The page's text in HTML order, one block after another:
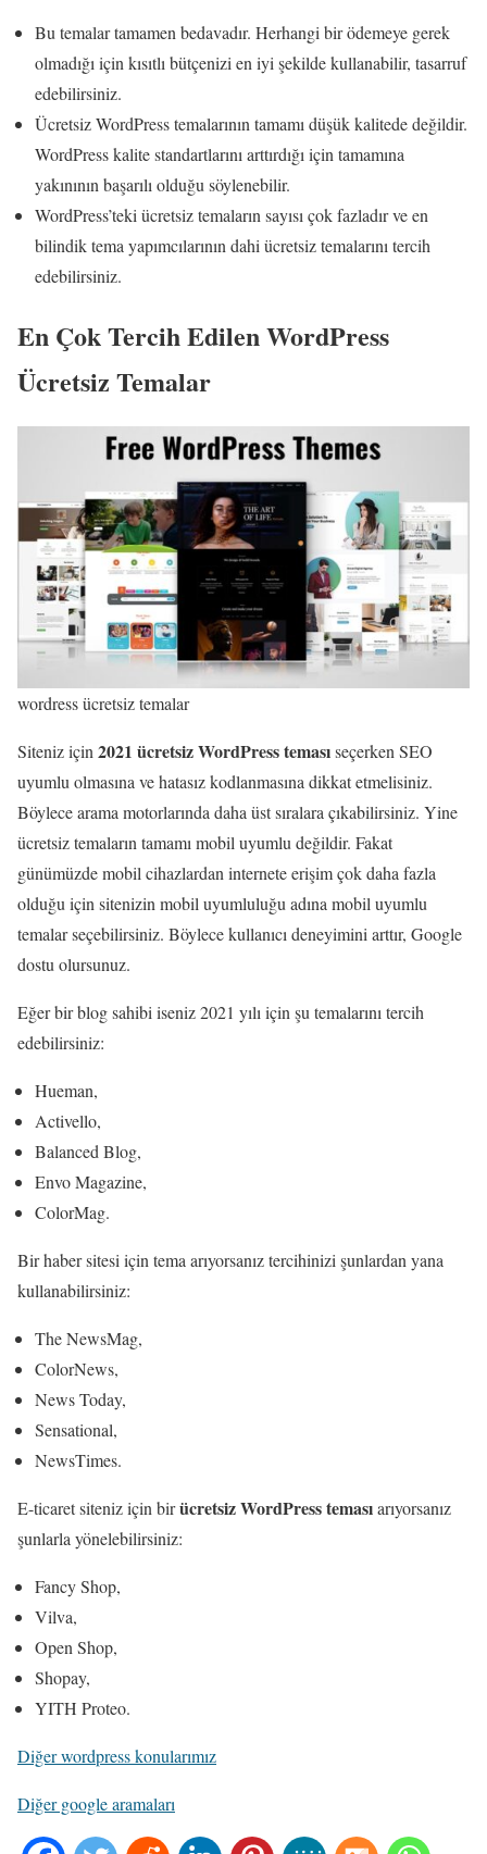
Bu temalar tamamen bedavadır. Herhangi bir ödemeye gerek
olmadığı için kısıtlı bütçenizi en iyi şekilde kullanabilir, tasarruf
edebilirsiniz.
Ücretsiz WordPress temalarının tamamı düşük kalitede değildir.
WordPress kalite standartlarını arttırdığı için tamamına
yakınının başarılı olduğu söylenebilir.
WordPress’teki ücretsiz temaların sayısı çok fazladır ve en
bilindik tema yapımcılarının dahi ücretsiz temalarını tercih
edebilirsiniz.
En Çok Tercih Edilen WordPress
Ücretsiz Temalar
wordress ücretsiz temalar
Siteniz için 2021 ücretsiz WordPresstemasıseçerken SEO
uyumlu olmasına ve hatasız kodlanmasına dikkat etmelisiniz.
Böylece arama motorlarında daha üst sıralara çıkabilirsiniz. Yine
ücretsiz temaların tamamı mobil uyumlu değildir. Fakat
günümüzde mobil cihazlardan internete erişim çok daha fazla
olduğu için sitenizin mobil uyumluluğu adına mobil uyumlu
temalar seçebilirsiniz. Böylece kullanıcı deneyimini arttır, Google
dostu olursunuz.
Eğer bir blog sahibi iseniz 2021 yılı için şu temalarını tercih
edebilirsiniz:
Hueman,
Activello,
Balanced Blog,
Envo Magazine,
ColorMag.
Bir haber sitesi için tema arıyorsanız tercihinizi şunlardan yana
kullanabilirsiniz:
The NewsMag,
ColorNews,
News Today,
Sensational,
NewsTimes.
E-ticaret siteniz için birücretsiz WordPress temasıarıyorsanız
şunlarla yönelebilirsiniz:
Fancy Shop,
Vilva,
Open Shop,
Shopay,
YITH Proteo.
Diğer wordpress konularımız
Diğer google aramaları